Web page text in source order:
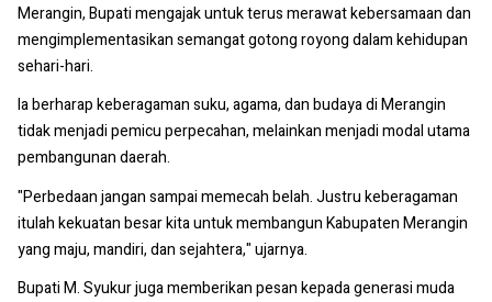
Merangin, Bupati mengajak untuk terus merawat kebersamaan dan
mengimplementasikan semangat gotong royong dalam kehidupan
sehari-hari.
Ia berharap keberagaman suku, agama, dan budaya di Merangin
tidak menjadi pemicu perpecahan, melainkan menjadi modal utama
pembangunan daerah.
"Perbedaan jangan sampai memecah belah. Justru keberagaman
itulah kekuatan besar kita untuk membangun Kabupaten Merangin
yang maju, mandiri, dan sejahtera," ujarnya.
Bupati M. Syukur juga memberikan pesan kepada generasi muda